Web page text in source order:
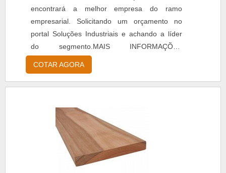
encontrará a melhor empresa do ramo
empresarial. Solicitando um orçamento no
portal Soluções Industriais e achando a líder
do segmento.MAIS INFORMAÇÕES
RELEVANTES SOBRE LICITAÇÃO MANAUSSe
alguém quer achar licitação Manaus, descobre
especializada e tubo de aço galvanizado roll,
focando em tecnologia e desenvolvimento no
COTAR AGORA